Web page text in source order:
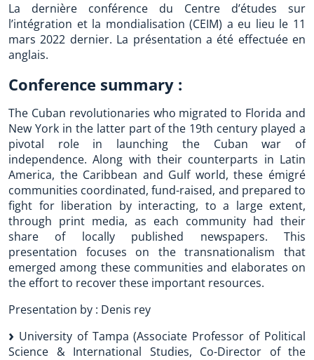
La dernière conférence du Centre d’études sur
l’intégration et la mondialisation (CEIM) a eu lieu le 11
mars 2022 dernier. La présentation a été effectuée en
anglais.
Conference summary :
The Cuban revolutionaries who migrated to Florida and
New York in the latter part of the 19th century played a
pivotal role in launching the Cuban war of
independence. Along with their counterparts in Latin
America, the Caribbean and Gulf world, these émigré
communities coordinated, fund-raised, and prepared to
fight for liberation by interacting, to a large extent,
through print media, as each community had their
share of locally published newspapers. This
presentation focuses on the transnationalism that
emerged among these communities and elaborates on
the effort to recover these important resources.
Presentation by : Denis rey
University of Tampa (Associate Professor of Political
Science & International Studies, Co-Director of the